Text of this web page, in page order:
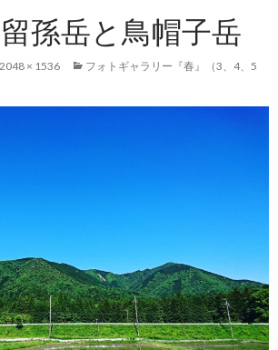
孫岳と鳥帽子岳
2048 × 1536
フォトギャラリー『春』（3、4、5